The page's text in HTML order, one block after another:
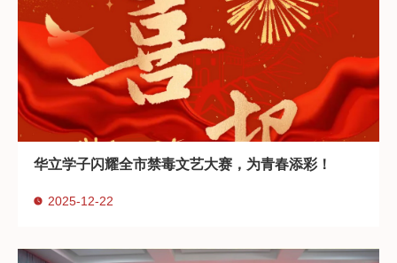
华立学子闪耀全市禁毒文艺大赛，为青春添彩！
2025-12-22